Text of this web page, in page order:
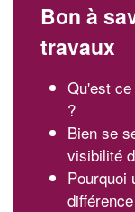
Bon à
travaux
Qu'est
?
Bien se
visibilité
Pourquoi